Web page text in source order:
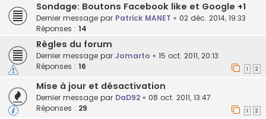
Sondage: Boutons Facebook like et Google +1
Dernier message par Patrick MANET « 02 déc. 2014, 19:33
Réponses : 14
Règles du forum
Dernier message par Jomarto « 15 oct. 2011, 20:13
Réponses : 16 1 2
Mise à jour et désactivation
Dernier message par DaD92 « 08 oct. 2011, 13:47
Réponses : 29 1 2